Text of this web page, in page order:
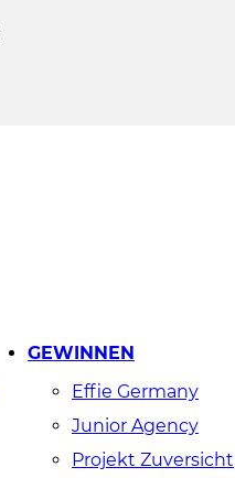
GEWINNEN
Effie Germany
Junior Agency
Projekt Zuversicht